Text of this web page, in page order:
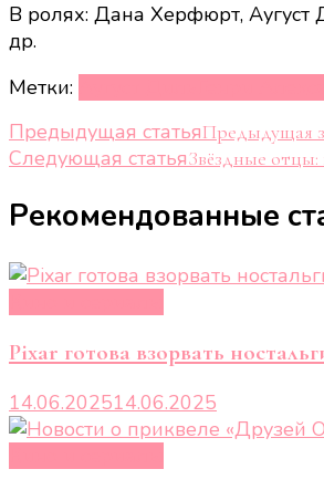
В ролях: Дана Херфюрт,
др.
Метки:
Навигация
по
записям
Предыдущая статьяПредыдущая
Следующая статьяЗвёздные
Рекомендованные
Pixar готова взорвать
14.06.202514.06.2025